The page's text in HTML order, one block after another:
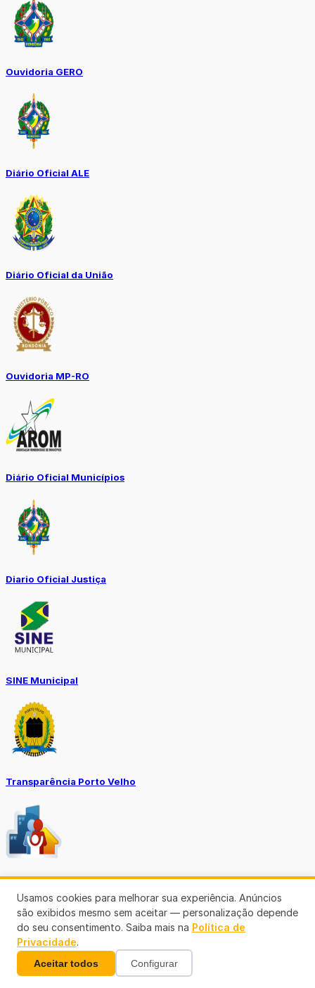
Ouvidoria GERO
Diário Oficial ALE
Diário Oficial da União
Ouvidoria MP-RO
Diário Oficial Municípios
Diario Oficial Justiça
SINE Municipal
Transparência Porto Velho
(69)3901-3176
Usamos cookies para melhorar sua experiência. Anúncios
são exibidos mesmo sem aceitar — personalização depende
do seu consentimento. Saiba mais na Política de
Privacidade.
Aceitar todos Configurar